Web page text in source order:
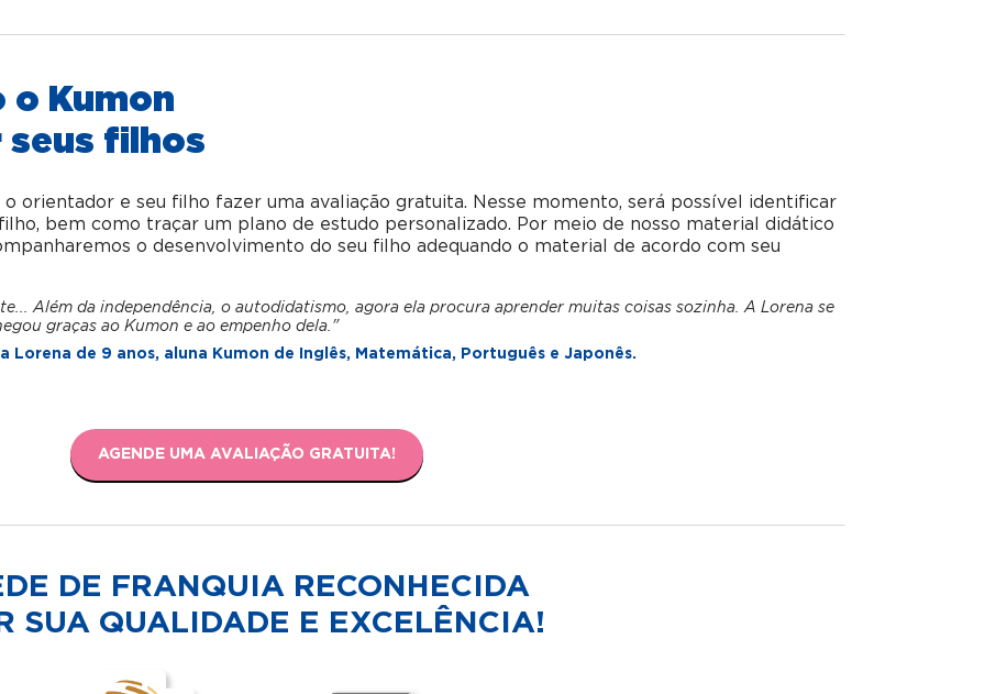
o Kumon
filhos
orientador e seu filho fazer uma avaliação gratuita. Nesse momento, será possível identificar
bem como traçar um plano de estudo personalizado. Por meio de nosso material didático
o desenvolvimento do seu filho adequando o material de acordo com seu
Além da independência, o autodidatismo, agora ela procura aprender muitas coisas sozinha. A Lorena se
graças ao Kumon e ao empenho dela."
Lorena de 9 anos, aluna Kumon de Inglês, Matemática, Português e Japonês.
AGENDE UMA AVALIAÇÃO GRATUITA!
DE FRANQUIA RECONHECIDA
SUA QUALIDADE E EXCELÊNCIA!